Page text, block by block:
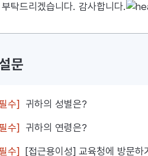
탁드리겠습니다. 감사합니다.
문
수]
귀하의 성별은?
수]
귀하의 연령은?
수]
[접근용이성] 교육청에 방문